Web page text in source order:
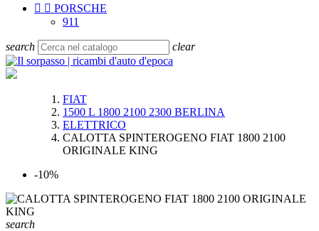
  PORSCHE
911
search clear
FIAT
1500 L 1800 2100 2300 BERLINA
ELETTRICO
CALOTTA SPINTEROGENO FIAT 1800 2100
ORIGINALE KING
-10%
search